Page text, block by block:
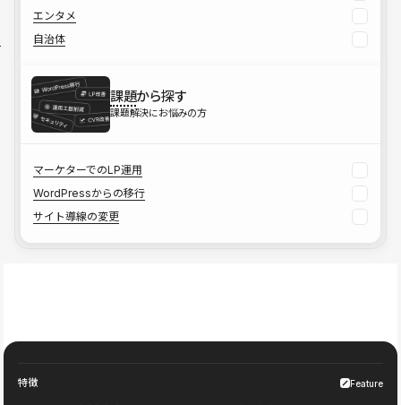
エンタメ
自治体
課題から探す
課題解決にお悩みの方
マーケターでのLP運用
WordPressからの移行
サイト導線の変更
特徴 Feature